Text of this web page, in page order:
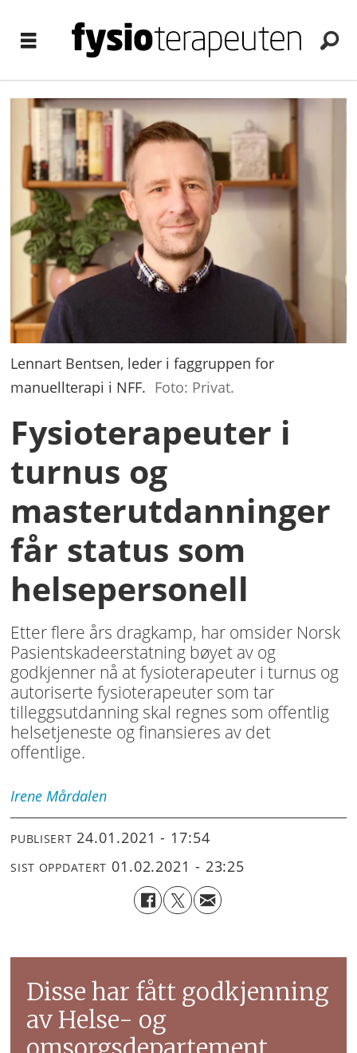
Lennart Bentsen, leder i faggruppen for
manuellterapi i NFF. Foto: Privat.
Fysioterapeuter i
turnus og
masterutdanninger
får status som
helsepersonell
Etter flere års dragkamp, har omsider Norsk
Pasientskadeerstatning bøyet av og
godkjenner nå at fysioterapeuter i turnus og
autoriserte fysioterapeuter som tar
tilleggsutdanning skal regnes som offentlig
helsetjeneste og finansieres av det
offentlige.
Irene Mårdalen
PUBLISERT 24.01.2021 - 17:54
SIST OPPDATERT 01.02.2021 - 23:25
Disse har fått godkjenning
av Helse- og